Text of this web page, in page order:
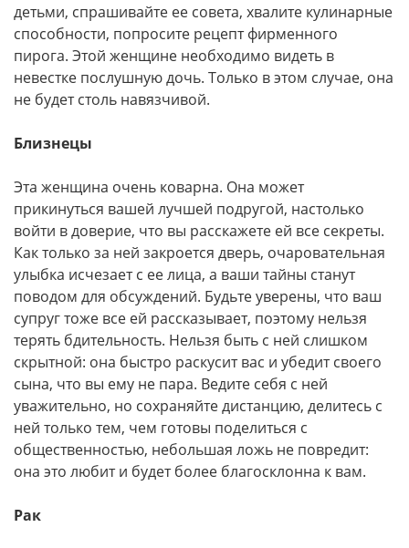
детьми, спрашивайте ее совета, хвалите кулинарные
способности, попросите рецепт фирменного
пирога. Этой женщине необходимо видеть в
невестке послушную дочь. Только в этом случае, она
не будет столь навязчивой.
Близнецы
Эта женщина очень коварна. Она может
прикинуться вашей лучшей подругой, настолько
войти в доверие, что вы расскажете ей все секреты.
Как только за ней закроется дверь, очаровательная
улыбка исчезает с ее лица, а ваши тайны станут
поводом для обсуждений. Будьте уверены, что ваш
супруг тоже все ей рассказывает, поэтому нельзя
терять бдительность. Нельзя быть с ней слишком
скрытной: она быстро раскусит вас и убедит своего
сына, что вы ему не пара. Ведите себя с ней
уважительно, но сохраняйте дистанцию, делитесь с
ней только тем, чем готовы поделиться с
общественностью, небольшая ложь не повредит:
она это любит и будет более благосклонна к вам.
Рак